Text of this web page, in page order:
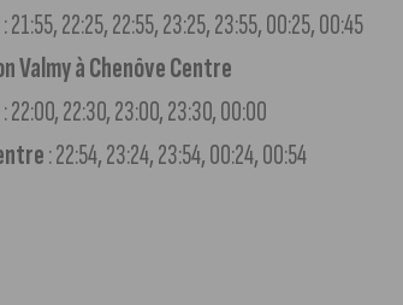
: 21:55, 22:25, 22:55, 23:25, 23:55, 00:25, 00:45
Valmy à Chenôve Centre
: 22:00, 22:30, 23:00, 23:30, 00:00
: 22:54, 23:24, 23:54, 00:24, 00:54